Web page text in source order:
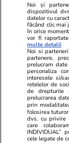
PARTENERI
Noi și
dispozitivul
datelor cu
făcând clic mai
în orice
vor fi
multe detalii
Noi si
partenere,
prelucram
personaliza
interesele si/
retelelor de
de drepturile
prelucrarea
prin
folosirea
dvs. cu privire
care
INDIVIDUAL”
cele legate de